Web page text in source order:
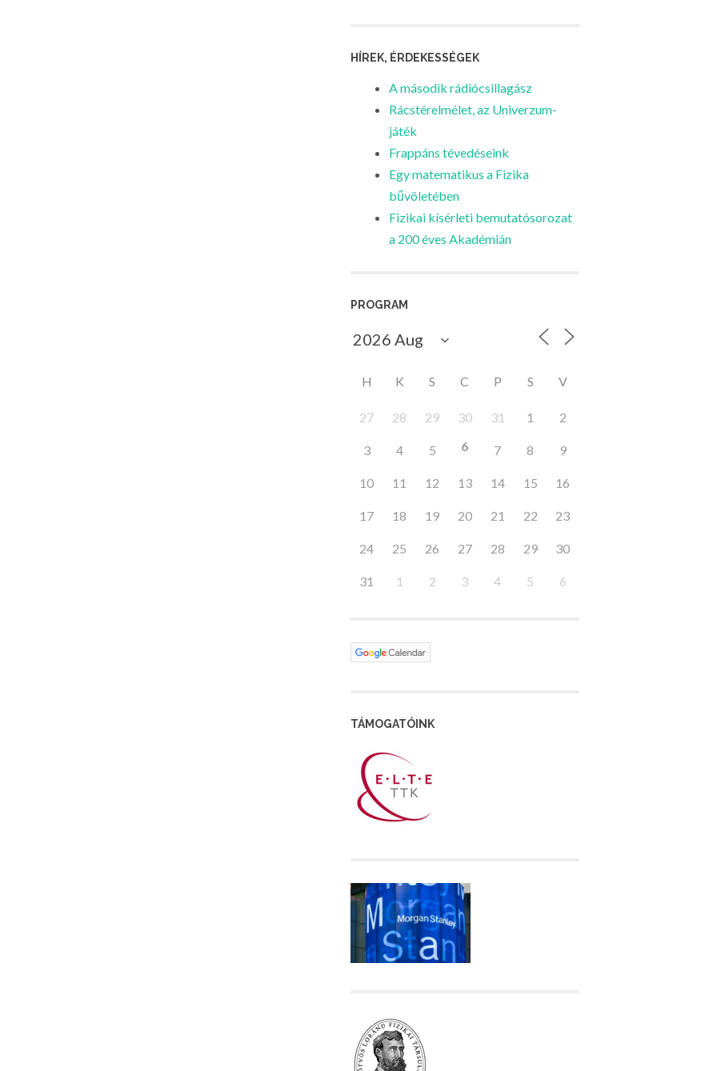
HÍREK, ÉRDEKESSÉGEK
A második rádiócsillagász
Rácstérelmélet, az Univerzum-
játék
Frappáns tévedéseink
Egy matematikus a Fizika
bűvöletében
Fizikai kísérleti bemutatósorozat
a 200 éves Akadémián
PROGRAM
H K S C P S V
27 28 29 30 31 1 2
3 4 5 6 7 8 9
10 11 12 13 14 15 16
17 18 19 20 21 22 23
24 25 26 27 28 29 30
31 1 2 3 4 5 6
TÁMOGATÓINK